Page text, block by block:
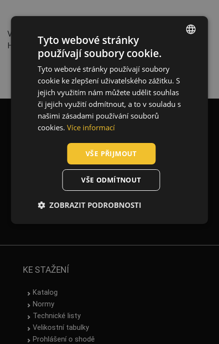
Vyrobeno v EU
Hmotnost: 83 g
Blog
O nás
Newsletter
KE STAŽENÍ
Katalog
Normy
Technické listy
Velikostní tabulky
Prohlášení o shodě
ENGLISH
CZECH
SLOVAK
ROMANIAN
DUTCH
LATVIAN
Tyto webové stránky
používají soubory cookie.
Tyto webové stránky používají soubory
cookie ke zlepšení uživatelského zážitku. S
jejich využitím nám můžete udělit souhlas
či jejich využití odmítnout, a to v souladu s
našimi zásadami používání souborů
cookies. Více informací
VŠE PŘIJMOUT
VŠE ODMÍTNOUT
ZOBRAZIT PODROBNOSTI